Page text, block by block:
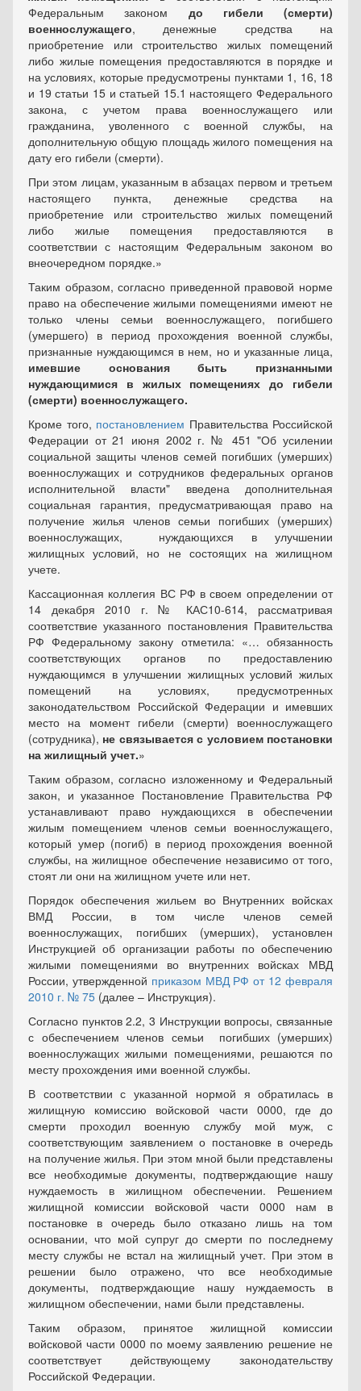
Федеральным законом до гибели (смерти)
военнослужащего, денежные средства на
приобретение или строительство жилых помещений
либо жилые помещения предоставляются в порядке и
на условиях, которые предусмотрены пунктами 1, 16, 18
и 19 статьи 15 и статьей 15.1 настоящего Федерального
закона, с учетом права военнослужащего или
гражданина, уволенного с военной службы, на
дополнительную общую площадь жилого помещения на
дату его гибели (смерти).
При этом лицам, указанным в абзацах первом и третьем
настоящего пункта, денежные средства на
приобретение или строительство жилых помещений
либо жилые помещения предоставляются в
соответствии с настоящим Федеральным законом во
внеочередном порядке.»
Таким образом, согласно приведенной правовой норме
право на обеспечение жилыми помещениями имеют не
только члены семьи военнослужащего, погибшего
(умершего) в период прохождения военной службы,
признанные нуждающимся в нем, но и указанные лица,
имевшие основания быть признанными
нуждающимися в жилых помещениях до гибели
(смерти) военнослужащего.
Кроме того, постановлением Правительства Российской
Федерации от 21 июня 2002 г. № 451 "Об усилении
социальной защиты членов семей погибших (умерших)
военнослужащих и сотрудников федеральных органов
исполнительной власти" введена дополнительная
социальная гарантия, предусматривающая право на
получение жилья членов семьи погибших (умерших)
военнослужащих, нуждающихся в улучшении
жилищных условий, но не состоящих на жилищном
учете.
Кассационная коллегия ВС РФ в своем определении от
14 декабря 2010 г. № КАС10-614, рассматривая
соответствие указанного постановления Правительства
РФ Федеральному закону отметила: «… обязанность
соответствующих органов по предоставлению
нуждающимся в улучшении жилищных условий жилых
помещений на условиях, предусмотренных
законодательством Российской Федерации и имевших
место на момент гибели (смерти) военнослужащего
(сотрудника), не связывается с условием постановки
на жилищный учет.»
Таким образом, согласно изложенному и Федеральный
закон, и указанное Постановление Правительства РФ
устанавливают право нуждающихся в обеспечении
жилым помещением членов семьи военнослужащего,
который умер (погиб) в период прохождения военной
службы, на жилищное обеспечение независимо от того,
стоят ли они на жилищном учете или нет.
Порядок обеспечения жильем во Внутренних войсках
ВМД России, в том числе членов семей
военнослужащих, погибших (умерших), установлен
Инструкцией об организации работы по обеспечению
жилыми помещениями во внутренних войсках МВД
России, утвержденной приказом МВД РФ от 12 февраля
2010 г. № 75 (далее – Инструкция).
Согласно пунктов 2.2, 3 Инструкции вопросы, связанные
с обеспечением членов семьи погибших (умерших)
военнослужащих жилыми помещениями, решаются по
месту прохождения ими военной службы.
В соответствии с указанной нормой я обратилась в
жилищную комиссию войсковой части 0000, где до
смерти проходил военную службу мой муж, с
соответствующим заявлением о постановке в очередь
на получение жилья. При этом мной были представлены
все необходимые документы, подтверждающие нашу
нуждаемость в жилищном обеспечении. Решением
жилищной комиссии войсковой части 0000 нам в
постановке в очередь было отказано лишь на том
основании, что мой супруг до смерти по последнему
месту службы не встал на жилищный учет. При этом в
решении было отражено, что все необходимые
документы, подтверждающие нашу нуждаемость в
жилищном обеспечении, нами были представлены.
Таким образом, принятое жилищной комиссии
войсковой части 0000 по моему заявлению решение не
соответствует действующему законодательству
Российской Федерации.